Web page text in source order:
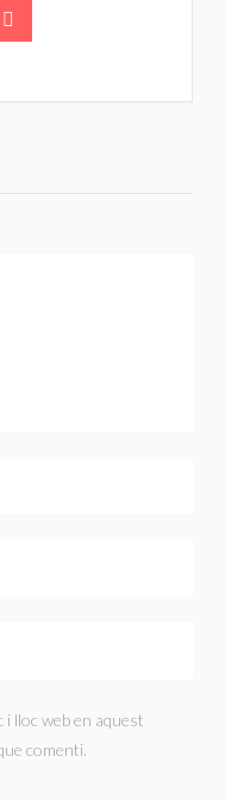
lloc web en aquest
comenti.